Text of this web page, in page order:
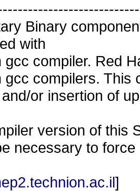
Binary
with
gcc compiler. Red
gcc compilers. This
or insertion of
version of this
necessary to
]